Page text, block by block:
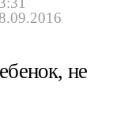
не